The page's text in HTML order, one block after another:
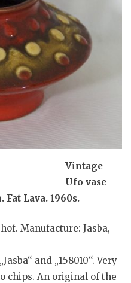
Vintage
Ufo vase
Fat Lava. 1960s.
Manufacture: Jasba,
and „158010“. Very
chips. An original of the